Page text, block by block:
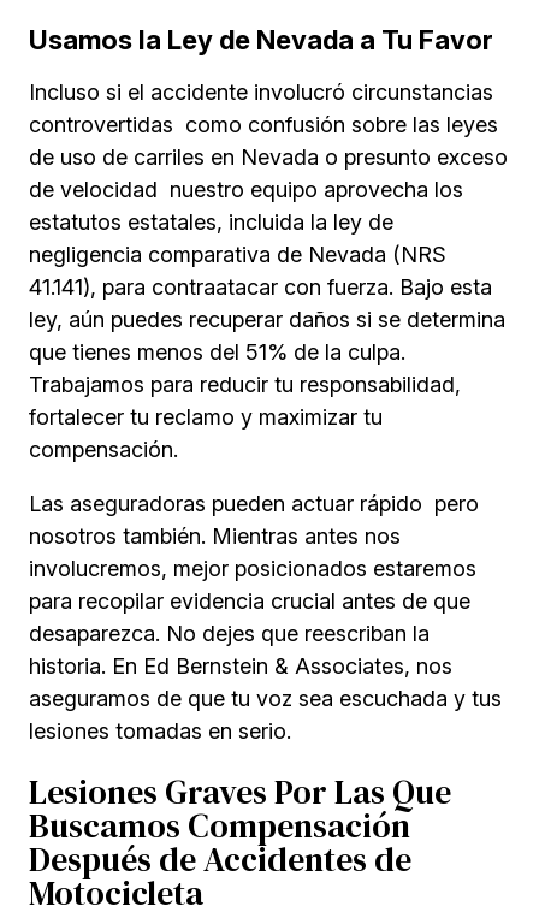
Usamos la Ley de Nevada a Tu Favor
Incluso si el accidente involucró circunstancias
controvertidas como confusión sobre las leyes
de uso de carriles en Nevada o presunto exceso
de velocidad nuestro equipo aprovecha los
estatutos estatales, incluida la ley de
negligencia comparativa de Nevada (NRS
41.141), para contraatacar con fuerza. Bajo esta
ley, aún puedes recuperar daños si se determina
que tienes menos del 51% de la culpa.
Trabajamos para reducir tu responsabilidad,
fortalecer tu reclamo y maximizar tu
compensación.
Las aseguradoras pueden actuar rápido pero
nosotros también. Mientras antes nos
involucremos, mejor posicionados estaremos
para recopilar evidencia crucial antes de que
desaparezca. No dejes que reescriban la
historia. En Ed Bernstein & Associates, nos
aseguramos de que tu voz sea escuchada y tus
lesiones tomadas en serio.
Lesiones Graves Por Las Que
Buscamos Compensación
Después de Accidentes de
Motocicleta